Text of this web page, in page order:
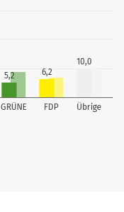
GRÜNE FDP Übrige
5,2 6,2
10,0